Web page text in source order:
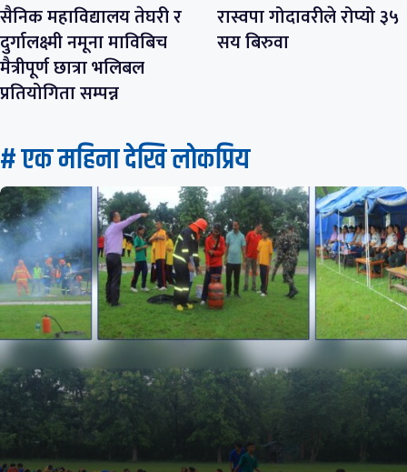
सैनिक महाविद्यालय तेघरी र
दुर्गालक्ष्मी नमूना माविबिच
मैत्रीपूर्ण छात्रा भलिबल
प्रतियोगिता सम्पन्न
रास्वपा गोदावरीले रोप्यो ३५
सय बिरुवा
# एक महिना देखि लाेकप्रिय